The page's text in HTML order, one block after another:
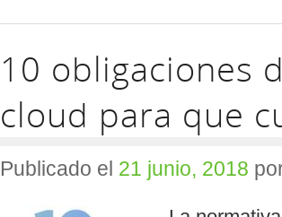
10 obligaciones
cloud para que
Publicado el 21 junio, 2018